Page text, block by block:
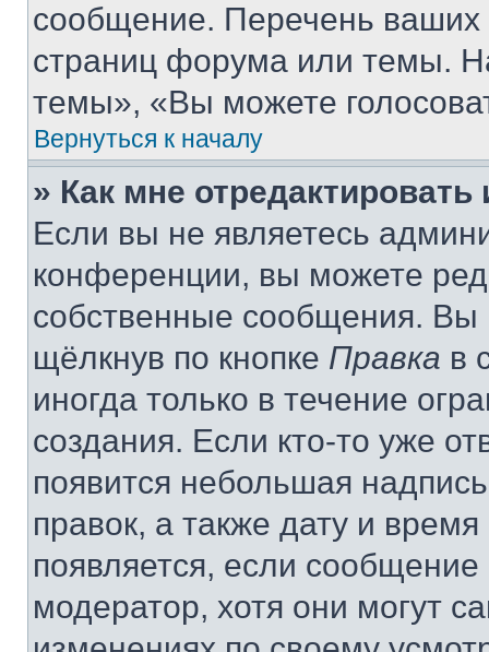
сообщение. Перечень ваших
страниц форума или темы.
темы», «Вы можете
Вернуться к началу
» Как мне
Если вы не являетесь
конференции, вы можете
собственные сообщения. Вы
щёлкнув по кнопке Правка в
иногда только в течение
создания. Если кто-то уже
появится небольшая
правок, а также дату и
появляется, если
модератор, хотя они могут